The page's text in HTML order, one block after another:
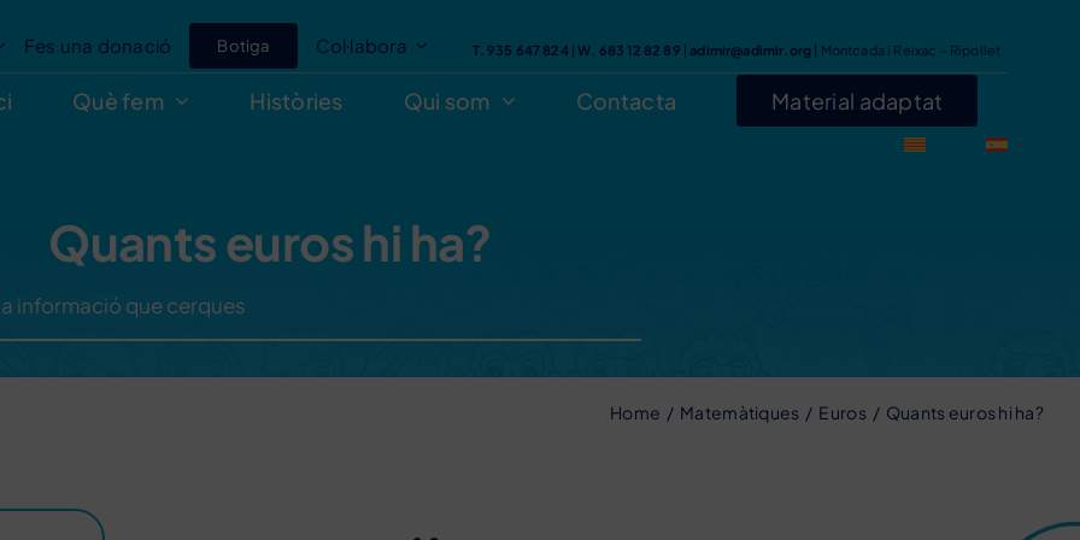
Fes una donació Botiga Col·labora T. 935 647 824|W. 683 12 82 89 |adimir@adimir.org | Montcada i Reixac – Ripollet
Què fem Històries Qui som Contacta Material adaptat
Quants euros hi ha?
Home Matemàtiques Euros Quants euros hi ha?